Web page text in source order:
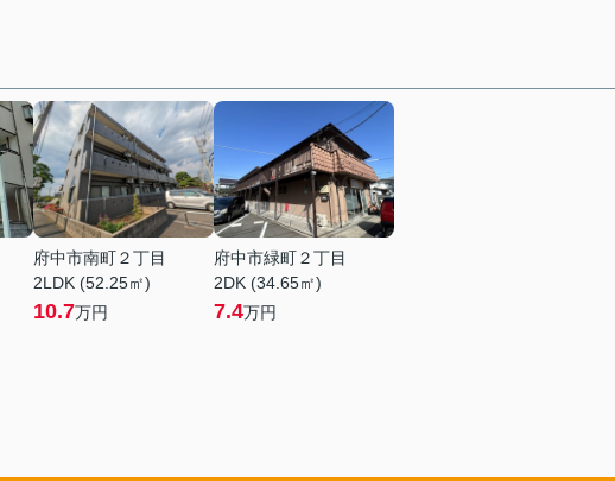
府中市南町２丁目
2LDK (52.25㎡)
10.7万円
府中市緑町２丁目
2DK (34.65㎡)
7.4万円